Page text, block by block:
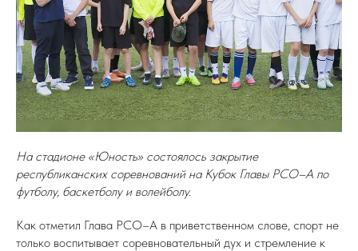
На стадионе «Юность» состоялось закрытие
республиканских соревнований на Кубок Главы РСО–А по
футболу, баскетболу и волейболу.
Как отметил Глава РСО–А в приветственном слове, спорт не
только воспитывает соревновательный дух и стремление к